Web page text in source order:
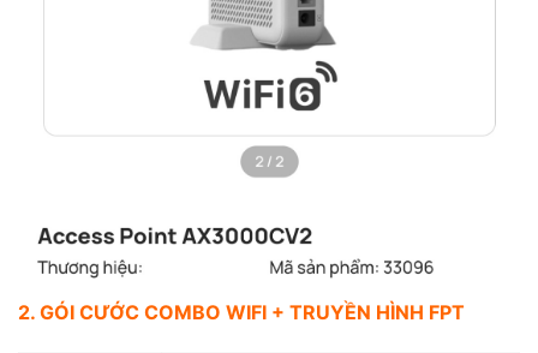
2. GÓI CƯỚC COMBO WIFI + TRUYỀN HÌNH FPT